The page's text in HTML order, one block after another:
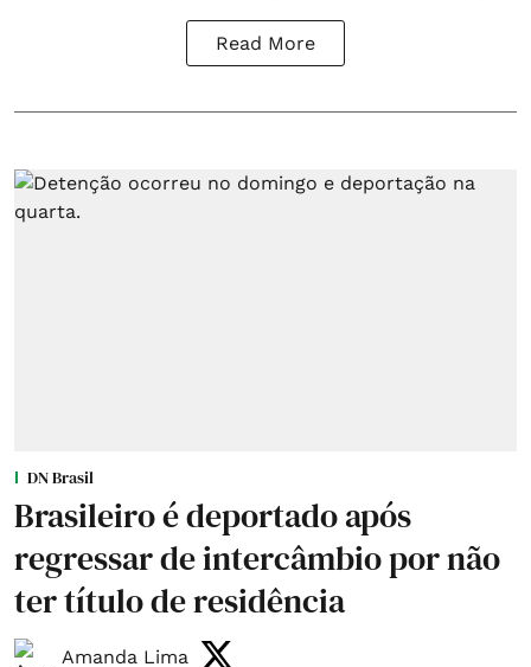
Read More
DN Brasil
Brasileiro é deportado após
regressar de intercâmbio por não
ter título de residência
Amanda Lima